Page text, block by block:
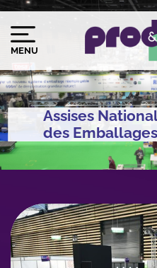
Aller
au
contenu
MENU
Image
du
Image
Assises
des Emballages
Modules
éditoriaux